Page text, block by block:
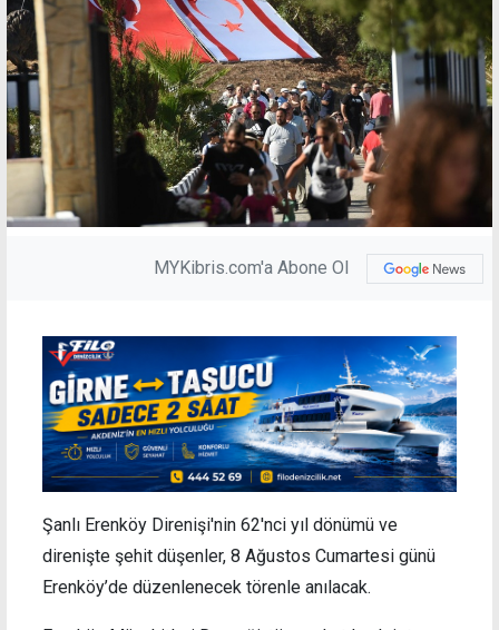
MYKibris.com'a Abone Ol
Şanlı Erenköy Direnişi'nin 62'nci yıl dönümü ve
direnişte şehit düşenler, 8 Ağustos Cumartesi günü
Erenköy’de düzenlenecek törenle anılacak.